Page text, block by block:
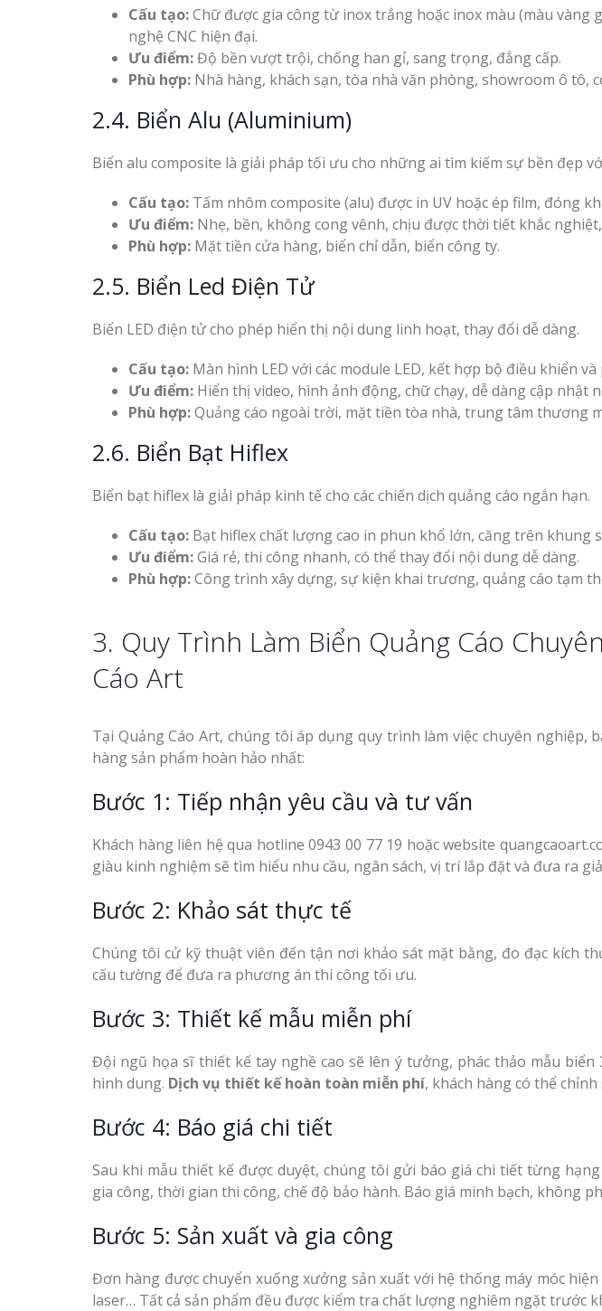
Cấu tạo:Chữ được gia công từ inox trắng hoặc inox màu (màu vàng
nghệ CNC hiện đại.
Ưu điểm:Độ bền vượt trội, chống han gỉ, sang trọng, đẳng cấp.
Phù hợp: Nhà hàng, khách sạn, tòa nhà văn phòng, showroom ô tô,
2.4. Biển Alu (Aluminium)
Biển alu composite là giải pháp tối ưu cho những ai tìm kiếm sự bền đẹp
Cấu tạo: Tấm nhôm composite (alu) được in UV hoặc ép film, đóng
Ưu điểm: Nhẹ, bền, không cong vênh, chịu được thời tiết khắc
Phù hợp: Mặt tiền cửa hàng, biển chỉ dẫn, biển công ty.
2.5. Biển Led Điện Tử
Biển LED điện tử cho phép hiển thị nội dung linh hoạt, thay đổi dễ dàng.
Cấu tạo: Màn hình LED với các module LED, kết hợp bộ điều khiển
Ưu điểm: Hiển thị video, hình ảnh động, chữ chạy, dễ dàng cập nhật
Phù hợp:Quảng cáo ngoài trời, mặt tiền tòa nhà, trung tâm thương
2.6. Biển Bạt Hiflex
Biển bạt hiflex là giải pháp kinh tế cho các chiến dịch quảng cáo ngắn hạn.
Cấu tạo: Bạt hiflex chất lượng cao in phun khổ lớn, căng trên khung
Ưu điểm:Giá rẻ, thi công nhanh, có thể thay đổi nội dung dễ dàng.
Phù hợp:Công trình xây dựng, sự kiện khai trương, quảng cáo tạm
3. Quy Trình Làm Biển Quảng Cáo
Cáo Art
Tại Quảng Cáo Art, chúng tôi áp dụng quy trình làm việc chuyên nghiệp,
hàng sản phẩm hoàn hảo nhất:
Bước 1: Tiếp nhận yêu cầu và tư vấn
Khách hàng liên hệ qua hotline 0943 00 77 19 hoặc website
giàu kinh nghiệm sẽ tìm hiểu nhu cầu, ngân sách, vị trí lắp đặt và đưa ra
Bước 2: Khảo sát thực tế
Chúng tôi cử kỹ thuật viên đến tận nơi khảo sát mặt bằng, đo đạc kích
cấu tường để đưa ra phương án thi công tối ưu.
Bước 3: Thiết kế mẫu miễn phí
Đội ngũ họa sĩ thiết kế tay nghề cao sẽ lên ý tưởng, phác thảo mẫu biển
hình dung. Dịch vụ thiết kế hoàn toàn miễn phí, khách hàng có thể
Bước 4: Báo giá chi tiết
Sau khi mẫu thiết kế được duyệt, chúng tôi gửi báo giá chi tiết từng
gia công, thời gian thi công, chế độ bảo hành. Báo giá minh bạch, không
Bước 5: Sản xuất và gia công
Đơn hàng được chuyển xuống xưởng sản xuất với hệ thống máy móc hiện
laser… Tất cả sản phẩm đều được kiểm tra chất lượng nghiêm ngặt trước